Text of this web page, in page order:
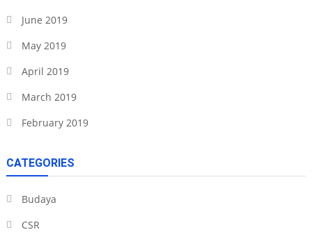
June 2019
May 2019
April 2019
March 2019
February 2019
CATEGORIES
Budaya
CSR